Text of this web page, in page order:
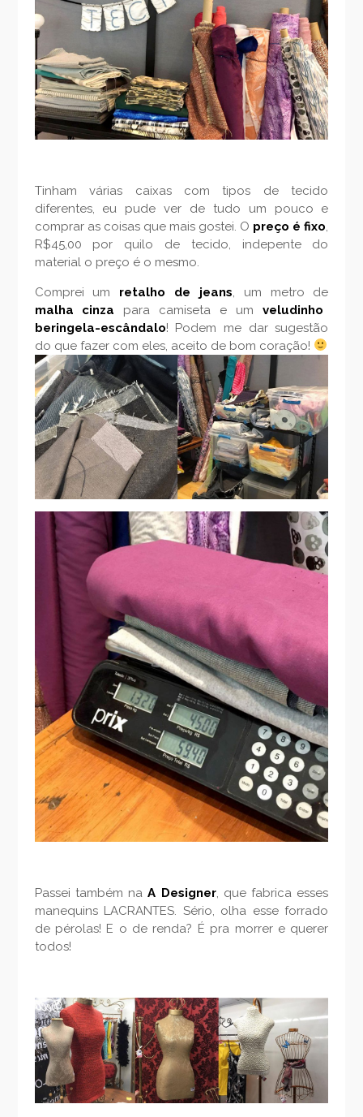
Tinham várias caixas com tipos de tecido
diferentes, eu pude ver de tudo um pouco e
comprar as coisas que mais gostei. O preço é fixo,
R$45,00 por quilo de tecido, indepente do
material o preço é o mesmo.
Comprei um retalho de jeans, um metro de
malha cinza para camiseta e um veludinho
beringela-escândalo! Podem me dar sugestão
do que fazer com eles, aceito de bom coração!
Passei também naA Designer, que fabrica esses
manequins LACRANTES. Sério, olha esse forrado
de pérolas! E o de renda? É pra morrer e querer
todos!